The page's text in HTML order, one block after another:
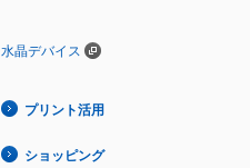
水晶デバイス
プリント活用
ショッピング